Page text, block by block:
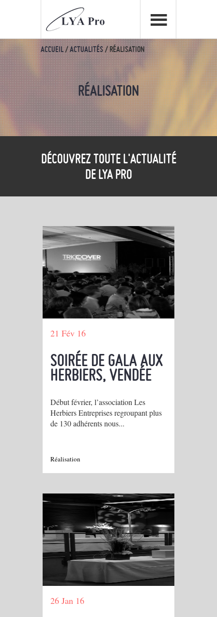
ACCUEIL/ACTUALITÉS/RÉALISATION
RÉALISATION
DÉCOUVREZ TOUTE L'ACTUALITÉ
DE LYA PRO
21 Fév 16
SOIRÉE DE GALA AUX
HERBIERS, VENDÉE
Début février, l’association Les
Herbiers Entreprises regroupant plus
de 130 adhérents nous...
Réalisation
26 Jan 16